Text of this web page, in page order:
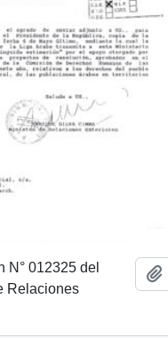
N° 012325 del
Relaciones